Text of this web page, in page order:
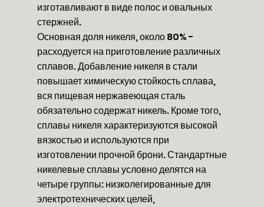
изготавливают в виде полос и овальных
стержней.
Основная доля никеля, около 80% -
расходуется на приготовление различных
сплавов. Добавление никеля в стали
повышает химическую стойкость сплава,
вся пищевая нержавеющая сталь
обязательно содержат никель. Кроме того,
сплавы никеля характеризуются высокой
вязкостью и используются при
изготовлении прочной брони. Стандартные
никелевые сплавы условно делятся на
четыре группы: низколегированные для
электротехнических целей,